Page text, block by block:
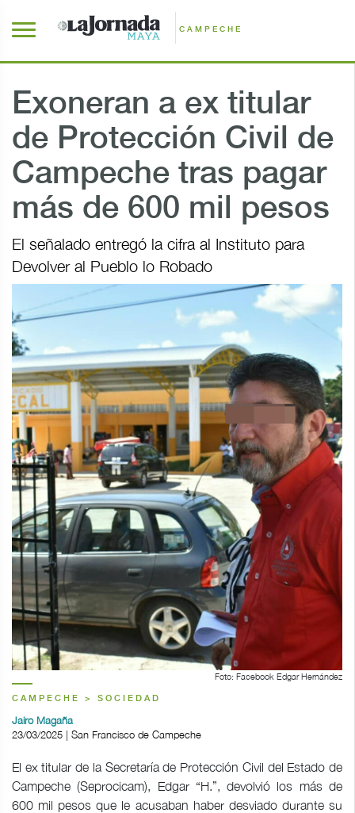
CAMPECHE
Exoneran a ex titular
de Protección Civil de
Campeche tras pagar
más de 600 mil pesos
El señalado entregó la cifra al Instituto para
Devolver al Pueblo lo Robado
Foto: Facebook Edgar Hernández
CAMPECHE > SOCIEDAD
Jairo Magaña
23/03/2025 | San Francisco de Campeche
El ex titular de la Secretaría de Protección Civil del Estado de
Campeche (Seprocicam), Edgar “H.”, devolvió los más de
600 mil pesos que le acusaban haber desviado durante su